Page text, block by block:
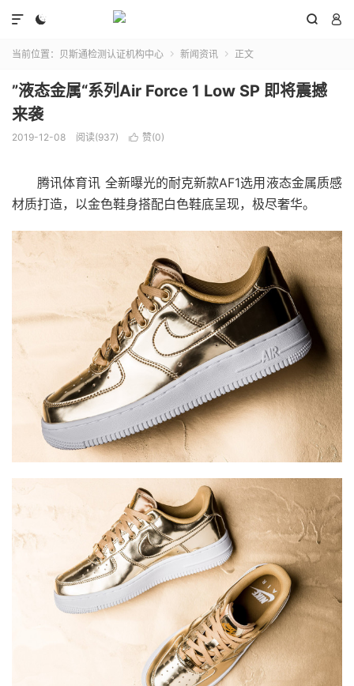
  

当前位置： 贝斯通检测认证机构中心  新闻资讯  正文
”液态金属“系列Air Force 1 Low SP 即将震撼
来袭
2019-12-08 阅读(937)  赞(0)
腾讯体育讯 全新曝光的耐克新款AF1选用液态金属质感
材质打造，以金色鞋身搭配白色鞋底呈现，极尽奢华。